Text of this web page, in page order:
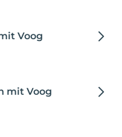
Voog
mit Voog